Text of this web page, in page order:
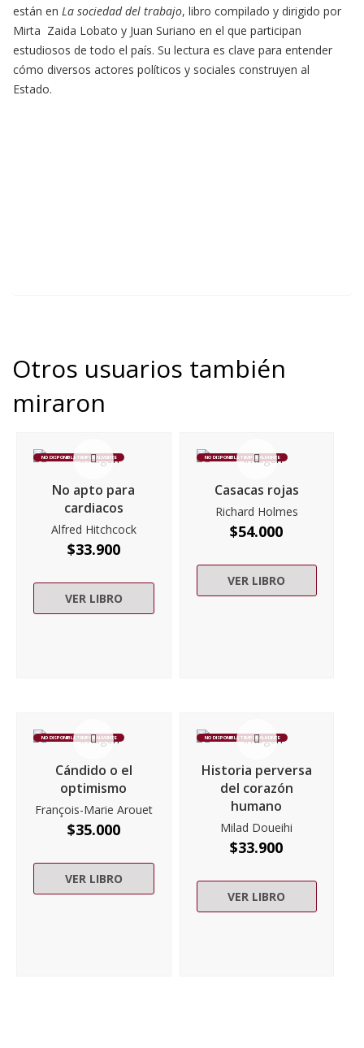
están en La sociedad del trabajo, libro compilado y dirigido por
Mirta Zaida Lobato y Juan Suriano en el que participan
estudiosos de todo el país. Su lectura es clave para entender
cómo diversos actores políticos y sociales construyen al
Estado.
Otros usuarios también
miraron
NO DISPONIBLE TEMPORALMENTE
No apto para
cardiacos
Alfred Hitchcock
$33.900
VER LIBRO
NO DISPONIBLE TEMPORALMENTE
Casacas rojas
Richard Holmes
$54.000
VER LIBRO
NO DISPONIBLE TEMPORALMENTE
Cándido o el
optimismo
François-Marie Arouet
$35.000
VER LIBRO
NO DISPONIBLE TEMPORALMENTE
Historia perversa
del corazón
humano
Milad Doueihi
$33.900
VER LIBRO